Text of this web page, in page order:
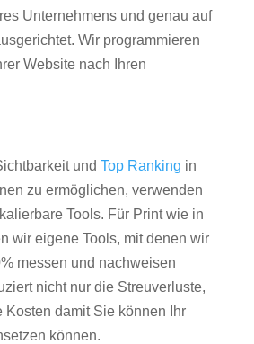
Unternehmens und genau auf
Wir programmieren
Website nach Ihren
und Top Ranking in
zu ermöglichen, verwenden
Tools. Für Print wie in
wir eigene Tools, mit denen wir
messen und nachweisen
nicht nur die Streuverluste,
Kosten damit Sie können Ihr
können.